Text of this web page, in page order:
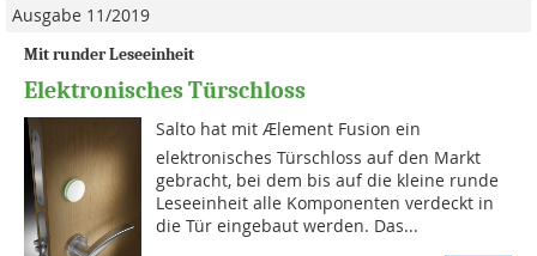
Ausgabe 11/2019
Mit runder Leseeinheit
Elektronisches Türschloss
Salto hat mit Ælement Fusion ein
elektronisches Türschloss auf den Markt
gebracht, bei dem bis auf die kleine runde
Leseeinheit alle Komponenten verdeckt in
die Tür eingebaut werden. Das...